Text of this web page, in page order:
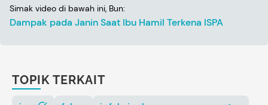
Simak video di bawah ini, Bun:
Dampak pada Janin Saat Ibu Hamil Terkena ISPA
TOPIK TERKAIT